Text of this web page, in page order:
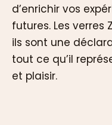
d’enrichir vos
futures. Les verres
ils sont une
tout ce qu’il
et plaisir.